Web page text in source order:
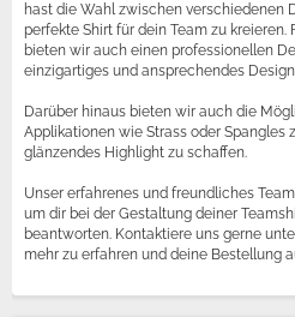
hast die Wahl zwischen verschiedenen
perfekte Shirt für dein Team zu kreieren.
bieten wir auch einen professionellen
einzigartiges und ansprechendes
Darüber hinaus bieten wir auch die
Applikationen wie Strass oder Spangles
glänzendes Highlight zu schaffen.
Unser erfahrenes und freundliches
um dir bei der Gestaltung deiner
beantworten. Kontaktiere uns gerne
mehr zu erfahren und deine Bestellung